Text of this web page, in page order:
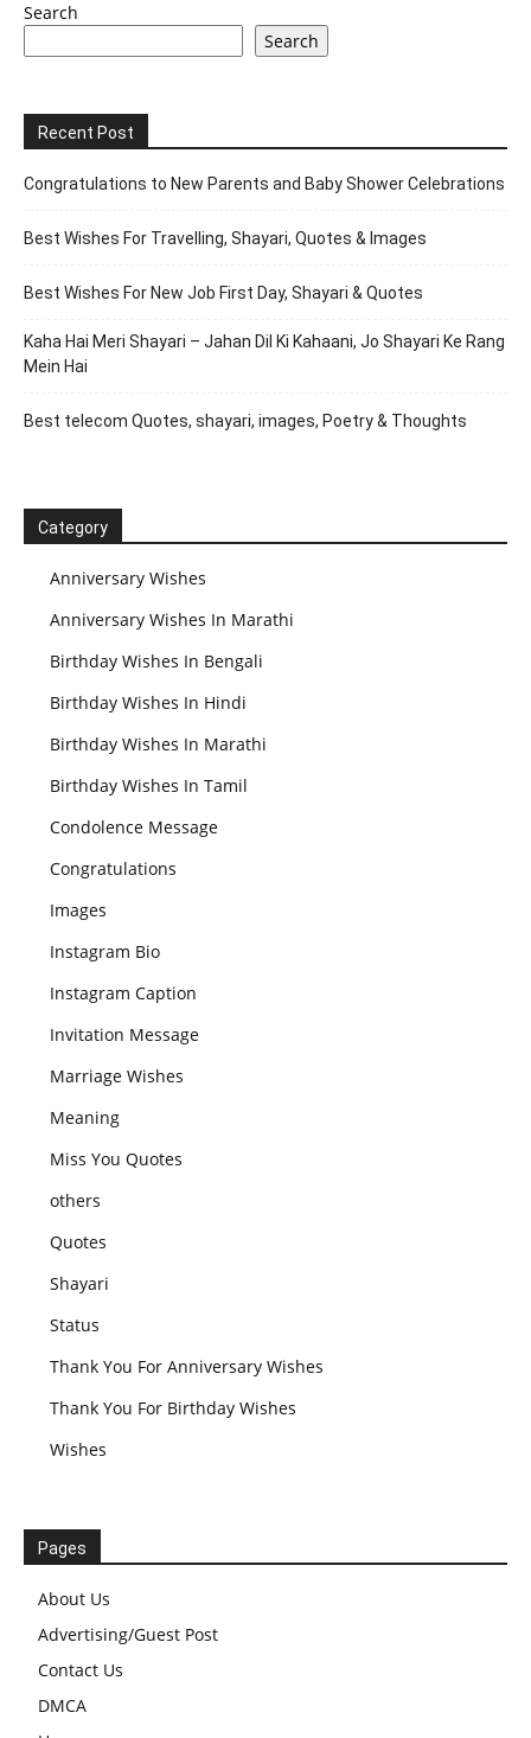
Search
Search
Recent Post
Congratulations to New Parents and Baby Shower Celebrations
Best Wishes For Travelling, Shayari, Quotes & Images
Best Wishes For New Job First Day, Shayari & Quotes
Kaha Hai Meri Shayari – Jahan Dil Ki Kahaani, Jo Shayari Ke Rang
Mein Hai
Best telecom Quotes, shayari, images, Poetry & Thoughts
Category
Anniversary Wishes
Anniversary Wishes In Marathi
Birthday Wishes In Bengali
Birthday Wishes In Hindi
Birthday Wishes In Marathi
Birthday Wishes In Tamil
Condolence Message
Congratulations
Images
Instagram Bio
Instagram Caption
Invitation Message
Marriage Wishes
Meaning
Miss You Quotes
others
Quotes
Shayari
Status
Thank You For Anniversary Wishes
Thank You For Birthday Wishes
Wishes
Pages
About Us
Advertising/Guest Post
Contact Us
DMCA